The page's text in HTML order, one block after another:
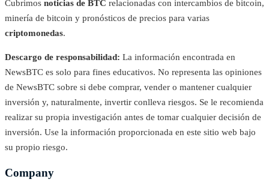
Cubrimos noticias de BTC relacionadas con intercambios de bitcoin,
minería de bitcoin y pronósticos de precios para varias
criptomonedas.
Descargo de responsabilidad: La información encontrada en
NewsBTC es solo para fines educativos. No representa las opiniones
de NewsBTC sobre si debe comprar, vender o mantener cualquier
inversión y, naturalmente, invertir conlleva riesgos. Se le recomienda
realizar su propia investigación antes de tomar cualquier decisión de
inversión. Use la información proporcionada en este sitio web bajo
su propio riesgo.
Company